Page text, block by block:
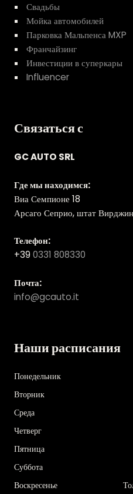
Свадьбы
Мойка автомобилей
Парковка Мальпенса MXP
Франчайзинг
Инвестиции в суперкары
Influencer
Связаться с
GC AUTO SRL
Где мы находимся:
Виа Семпионе 18
Арсаго Сеприо, штат
Телефон:
+39 0331 808330
Почта:
info@gcauto.it
Наши расписания
Понедельник
Вторник
Среда
Четверг
Пятница
Суббота
Воскресенье